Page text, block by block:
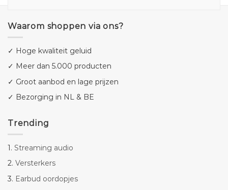
Waarom shoppen via ons?
✓ Hoge kwaliteit geluid
✓ Meer dan 5.000 producten
✓ Groot aanbod en lage prijzen
✓ Bezorging in NL & BE
Trending
1. Streaming audio
2. Versterkers
3. Earbud oordopjes